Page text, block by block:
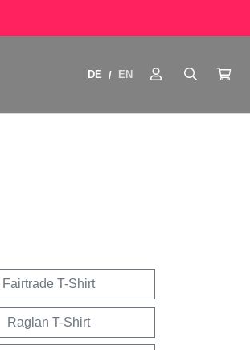
DE / EN
Fairtrade T-Shirt
Raglan T-Shirt